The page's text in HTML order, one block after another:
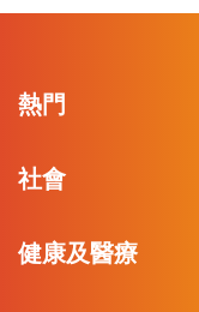
熱門
社會
健康及醫療